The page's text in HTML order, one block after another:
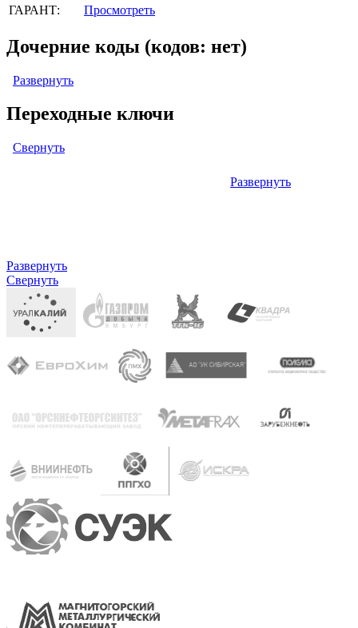
ГАРАНТ:
Просмотреть
Дочерние коды (кодов: нет)
Развернуть
Переходные ключи
Свернуть
Развернуть
Развернуть
Свернуть